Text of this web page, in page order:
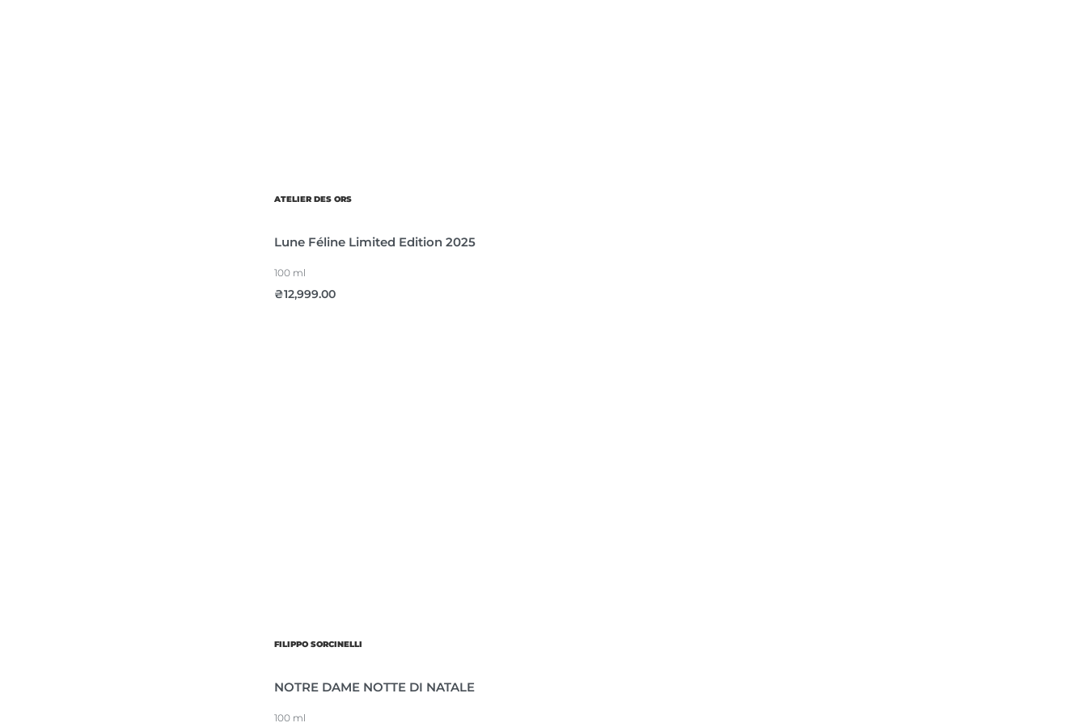
ATELIER DES ORS
Lune Féline Limited Edition 2025
100 ml
₴12,999.00
FILIPPO SORCINELLI
NOTRE DAME NOTTE DI NATALE
100 ml